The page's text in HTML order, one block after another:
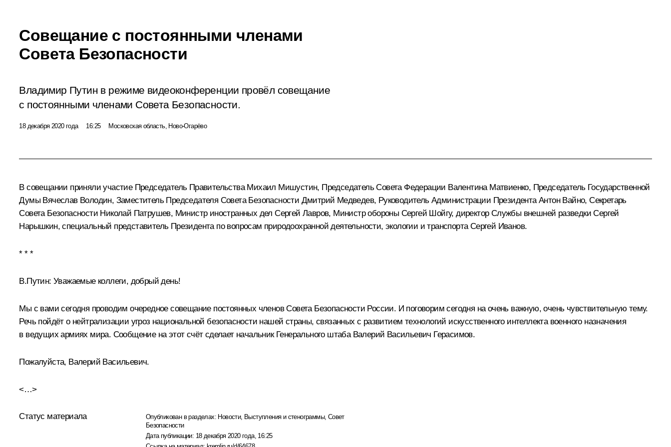
Совещание с постоянными членами
Совета Безопасности
Владимир Путин в режиме видеоконференции провёл совещание
с постоянными членами Совета Безопасности.
18 декабря 2020 года 16:25 Московская область, Ново-Огарёво
В совещании приняли участие Председатель Правительства Михаил Мишустин, Председатель Совета Федерации Валентина Матвиенко, Председатель Государственной
Думы Вячеслав Володин, Заместитель Председателя Совета Безопасности Дмитрий Медведев, Руководитель Администрации ПрезидентаАнтон Вайно, Секретарь
Совета Безопасности Николай Патрушев, Министр иностранных делСергей Лавров, Министр обороны Сергей Шойгу, директор Службы внешней разведкиСергей
Нарышкин, специальный представитель Президента по вопросам природоохранной деятельности, экологии и транспорта Сергей Иванов.
* * *
В.Путин: Уважаемые коллеги, добрый день!
Мы с вами сегодня проводим очередное совещание постоянных членов Совета Безопасности России. И поговорим сегодня на очень важную, очень чувствительную тему.
Речь пойдёт о нейтрализации угроз национальной безопасности нашей страны, связанных с развитием технологий искусственного интеллекта военного назначения
в ведущих армиях мира. Сообщение на этот счёт сделает начальник Генерального штаба Валерий Васильевич Герасимов.
Пожалуйста, Валерий Васильевич.
<…>
Статус материала Опубликован в разделах: Новости, Выступления и стенограммы, Совет
Безопасности
Дата публикации: 18 декабря 2020 года, 16:25